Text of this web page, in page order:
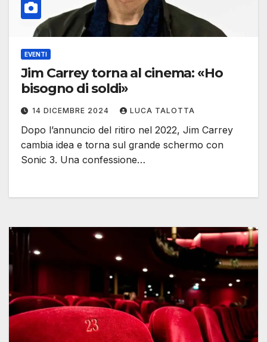
EVENTI
Jim Carrey torna al cinema: «Ho
bisogno di soldi»
14 DICEMBRE 2024 LUCA TALOTTA
Dopo l’annuncio del ritiro nel 2022, Jim Carrey
cambia idea e torna sul grande schermo con
Sonic 3. Una confessione…